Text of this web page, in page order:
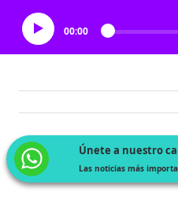
00:00
Únete a nuestro
Las noticias más